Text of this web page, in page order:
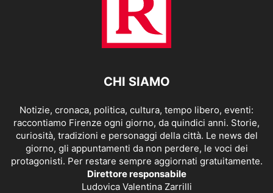
CHI SIAMO
Notizie, cronaca, politica, cultura, tempo libero, eventi:
raccontiamo Firenze ogni giorno, da quindici anni. Storie,
curiosità, tradizioni e personaggi della città. Le news del
giorno, gli appuntamenti da non perdere, le voci dei
protagonisti. Per restare sempre aggiornati gratuitamente.
Direttore responsabile
Ludovica Valentina Zarrilli